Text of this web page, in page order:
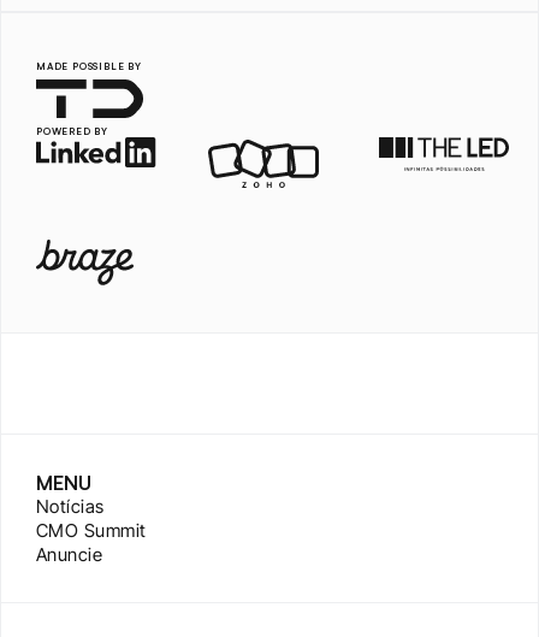
MADE POSSIBLE BY
POWERED BY
MENU
Notícias
CMO Summit
Anuncie